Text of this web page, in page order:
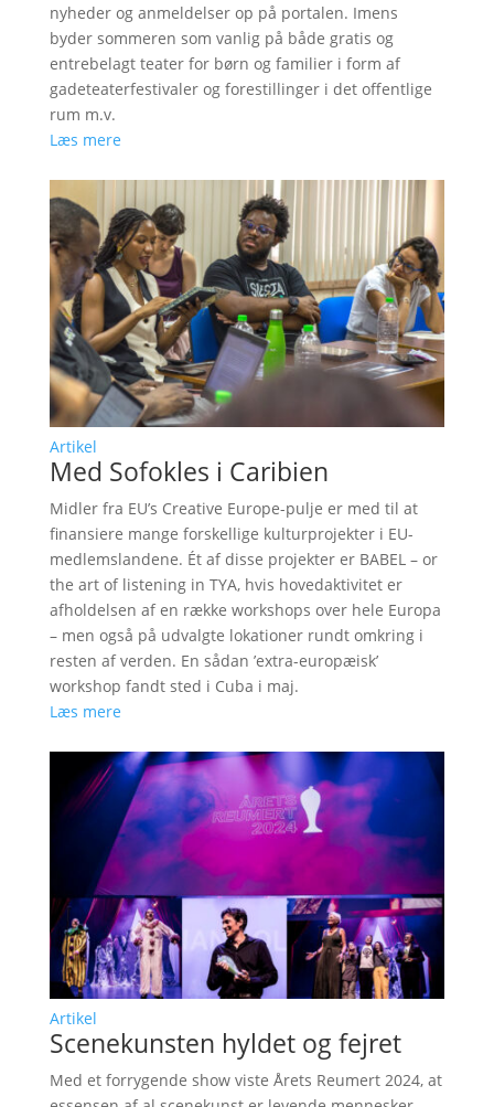
nyheder og anmeldelser op på portalen. Imens
byder sommeren som vanlig på både gratis og
entrebelagt teater for børn og familier i form af
gadeteaterfestivaler og forestillinger i det offentlige
rum m.v.
Læs mere
Artikel
Med Sofokles i Caribien
Midler fra EU’s Creative Europe-pulje er med til at
finansiere mange forskellige kulturprojekter i EU-
medlemslandene. Ét af disse projekter er BABEL – or
the art of listening in TYA, hvis hovedaktivitet er
afholdelsen af en række workshops over hele Europa
– men også på udvalgte lokationer rundt omkring i
resten af verden. En sådan ’extra-europæisk’
workshop fandt sted i Cuba i maj.
Læs mere
Artikel
Scenekunsten hyldet og fejret
Med et forrygende show viste Årets Reumert 2024, at